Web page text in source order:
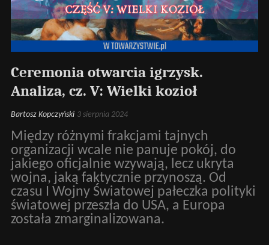
Ceremonia otwarcia igrzysk.
Analiza, cz. V: Wielki kozioł
Bartosz Kopczyński 3 sierpnia 2024
Między różnymi frakcjami tajnych
organizacji wcale nie panuje pokój, do
jakiego oficjalnie wzywają, lecz ukryta
wojna, jaką faktycznie przynoszą. Od
czasu I Wojny Światowej pałeczka polityki
światowej przeszła do USA, a Europa
została zmarginalizowana.